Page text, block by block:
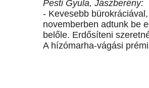
Pesti Gyula, Jászberény:
- Kevesebb
novemberben adtunk be
belőle. Erdősíteni
A hízómarha-vágási